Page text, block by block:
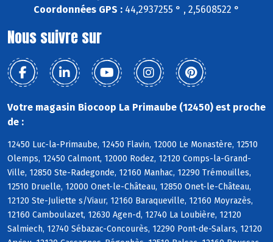
Coordonnées GPS : 44,2937255 ° , 2,5608522 °
Nous suivre sur
Votre magasin Biocoop La Primaube (12450) est proche
de :
12450 Luc-la-Primaube, 12450 Flavin, 12000 Le Monastère, 12510
Olemps, 12450 Calmont, 12000 Rodez, 12120 Comps-la-Grand-
Ville, 12850 Ste-Radegonde, 12160 Manhac, 12290 Trémouilles,
12510 Druelle, 12000 Onet-le-Château, 12850 Onet-le-Château,
12120 Ste-Juliette s/Viaur, 12160 Baraqueville, 12160 Moyrazès,
12160 Camboulazet, 12630 Agen-d, 12740 La Loubière, 12120
Salmiech, 12740 Sébazac-Concourès, 12290 Pont-de-Salars, 12120